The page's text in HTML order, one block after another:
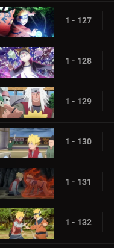
1 - 127
1 - 128
1 - 129
1 - 130
1 - 131
1 - 132